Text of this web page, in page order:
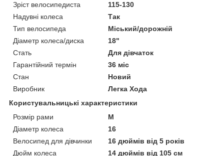
Зріст велосипедиста
115-130
Надувні колеса
Так
Тип велосипеда
Міський/дорожній
Діаметр колеса/диска
18"
Стать
Для дівчаток
Гарантійний термін
36 міс
Стан
Новий
Виробник
Легка Хода
Користувальницькі характеристики
Розмір рами
M
Діаметр колеса
16
Велосипед для дівчинки
16 дюймів від 5 років
Дюйм колеса
14 дюймів від 105 см